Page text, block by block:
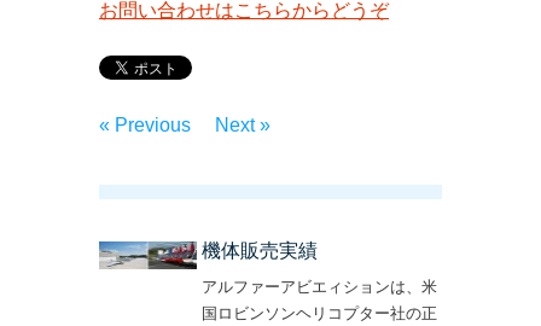
お問い合わせはこちらからどうぞ
« Previous Next »
機体販売実績
アルファーアビエィションは、米
国ロビンソンヘリコプター社の正